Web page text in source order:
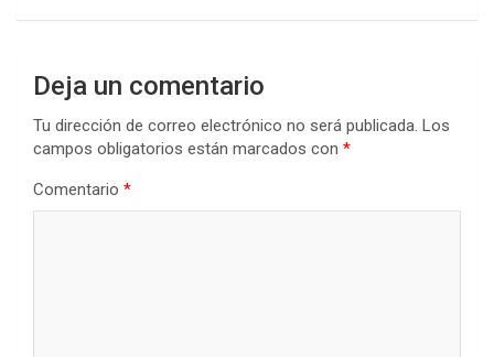
Deja un comentario
Tu dirección de correo electrónico no será publicada. Los
campos obligatorios están marcados con *
Comentario *